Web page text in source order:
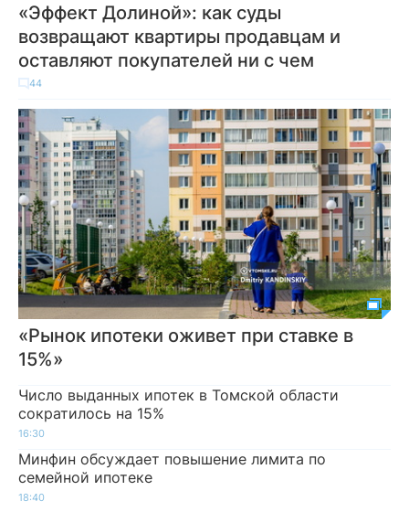
«Эффект Долиной»: как суды
возвращают квартиры продавцам и
оставляют покупателей ни с чем
44
«Рынок ипотеки оживет при ставке в
15%»
Число выданных ипотек в Томской области
сократилось на 15%
16:30
Минфин обсуждает повышение лимита по
семейной ипотеке
18:40